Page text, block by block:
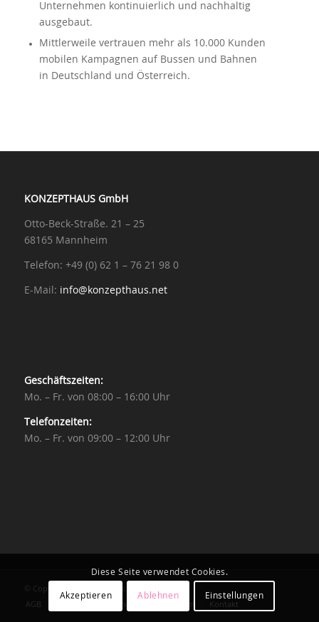
Unternehmen kontinuierlich und nachhaltig
ausgebaut.
Mittlerweile vertrauen mehr als 10.000 Kunden
mobilen Kampagnen auf Bussen und Bahnen
in Deutschland und Österreich.
KONZEPTHAUS GmbH
Otto-Beck-Straße. 21 – 25
68165 Mannheim
Telefon: +49 (0) 62 1 – 76 21 98 0
E-Mail: info@konzepthaus.net
Geschäftszeiten:
Mo. – Fr. von 08:00 – 16:00 Uhr
Telefonzeiten:
Mo. – Fr. von 09:00 – 12:00 Uhr
© Copyright - Konzepthaus GmbH
AGB
Datenschutzerklärung Impressum Kontakt
Diese Seite verwendet Cookies.
Akzeptieren Ablehnen Einstellungen